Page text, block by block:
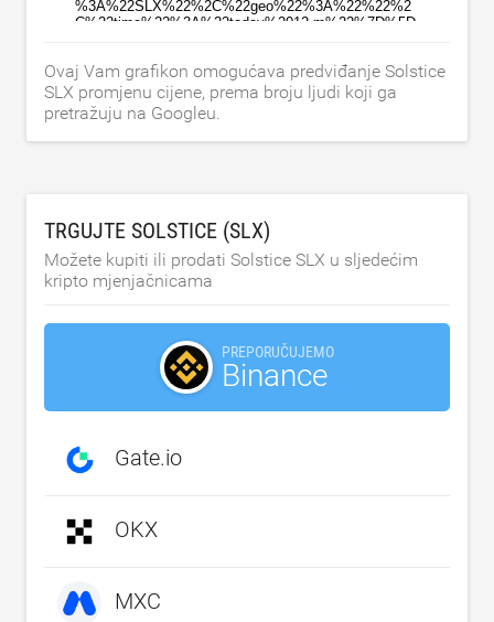
Ovaj Vam grafikon omogućava predviđanje Solstice
SLX promjenu cijene, prema broju ljudi koji ga
pretražuju na Googleu.
TRGUJTE SOLSTICE (SLX)
Možete kupiti ili prodati Solstice SLX u sljedećim
kripto mjenjačnicama
PREPORUČUJEMO
Binance
Gate.io
OKX
MXC